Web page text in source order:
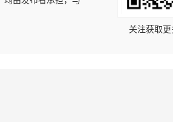
关注获取更